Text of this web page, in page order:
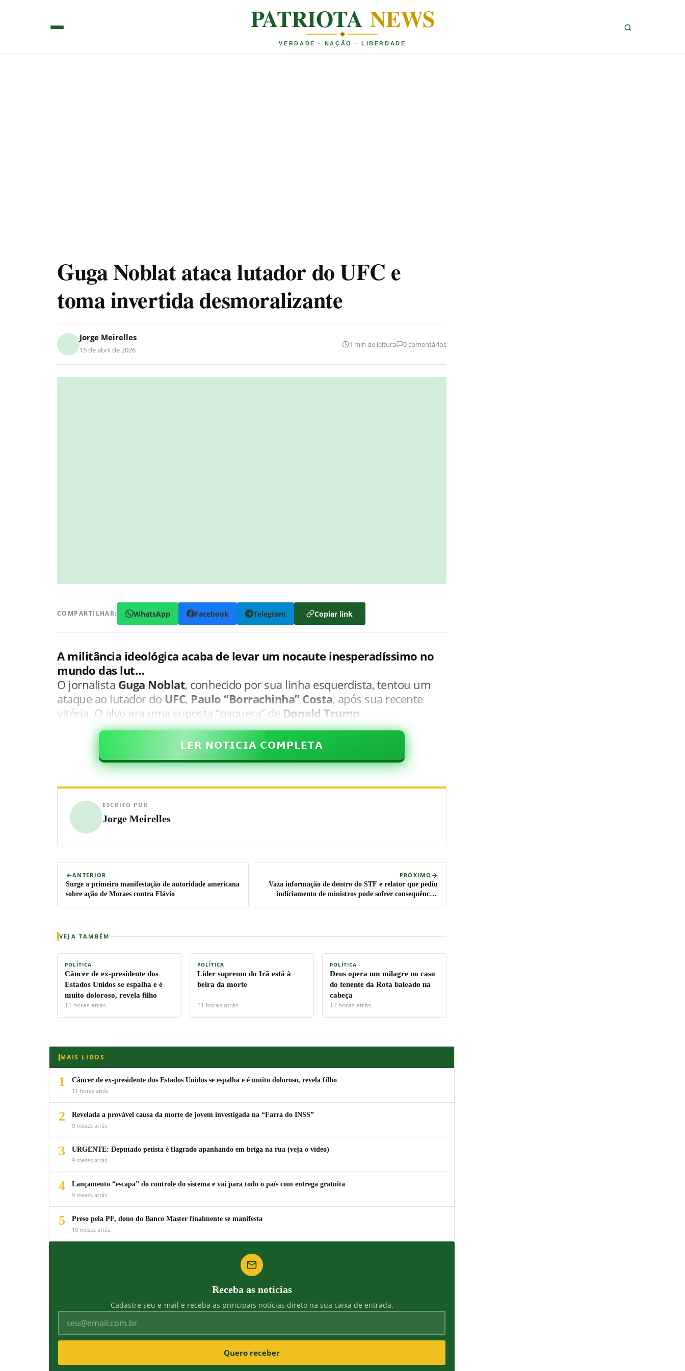
PATRIOTA NEWS
VERDADE · NAÇÃO · LIBERDADE
Guga Noblat ataca lutador do UFC e
toma invertida desmoralizante
Jorge Meirelles
15 de abril de 2026
1 min de leitura 0 comentários
COMPARTILHAR: WhatsApp Facebook Telegram Copiar link
A militância ideológica acaba de levar um nocaute inesperadíssimo no
mundo das lut…
O jornalista Guga Noblat, conhecido por sua linha esquerdista, tentou um
ataque ao lutador do UFC, Paulo “Borrachinha” Costa, após sua recente
vitória. O alvo era uma suposta “paquera” de Donald Trump
𝗟𝗘𝗥 𝗡𝗢𝗧𝗜𝗖𝗜𝗔 𝗖𝗢𝗠𝗣𝗟𝗘𝗧𝗔
ESCRITO POR
Jorge Meirelles
ANTERIOR
Surge a primeira manifestação de autoridade americana
sobre ação de Moraes contra Flávio
PRÓXIMO
Vaza informação de dentro do STF e relator que pediu
indiciamento de ministros pode sofrer consequências
VEJA TAMBÉM
POLÍTICA
Câncer de ex-presidente dos
Estados Unidos se espalha e é
muito doloroso, revela filho
11 horas atrás
POLÍTICA
Líder supremo do Irã está à
beira da morte
11 horas atrás
POLÍTICA
Deus opera um milagre no caso
do tenente da Rota baleado na
cabeça
12 horas atrás
MAIS LIDOS
1
Câncer de ex-presidente dos Estados Unidos se espalha e é muito doloroso, revela filho
11 horas atrás
2
Revelada a provável causa da morte de jovem investigada na “Farra do INSS”
9 meses atrás
3
URGENTE: Deputado petista é flagrado apanhando em briga na rua (veja o vídeo)
9 meses atrás
4
Lançamento “escapa” do controle do sistema e vai para todo o país com entrega gratuita
9 meses atrás
5
Preso pela PF, dono do Banco Master finalmente se manifesta
10 meses atrás
Receba as notícias
Cadastre seu e-mail e receba as principais notícias direto na sua caixa de entrada.
Quero receber